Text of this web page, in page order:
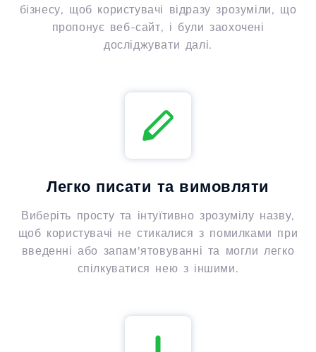
бізнесу, щоб користувачі відразу зрозуміли, що
пропонує веб-сайт, і були заохочені
досліджувати далі.
Легко писати та вимовляти
Виберіть просту та інтуїтивно зрозумілу назву,
щоб користувачі не стикалися з помилками при
введенні або запам'ятовуванні та могли легко
спілкуватися нею з іншими.